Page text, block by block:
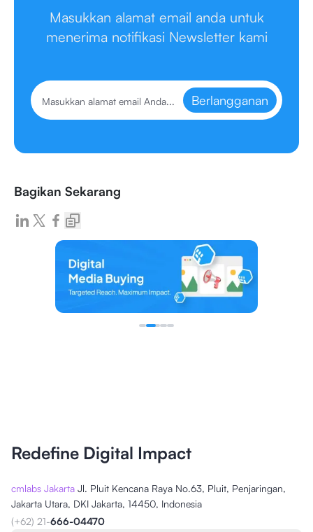
Masukkan alamat email anda untuk
menerima notifikasi Newsletter kami
Berlangganan
Bagikan Sekarang
Redefine Digital Impact
cmlabs Jakarta Jl. Pluit Kencana Raya No.63, Pluit, Penjaringan,
Jakarta Utara, DKI Jakarta, 14450, Indonesia
(+62) 21-666-04470